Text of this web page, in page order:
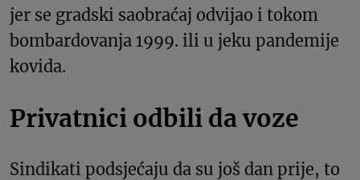
jer se gradski saobraćaj odvijao i tokom
bombardovanja 1999. ili u jeku pandemije
kovida.
Privatnici odbili da voze
Sindikati podsjećaju da su još dan prije, to